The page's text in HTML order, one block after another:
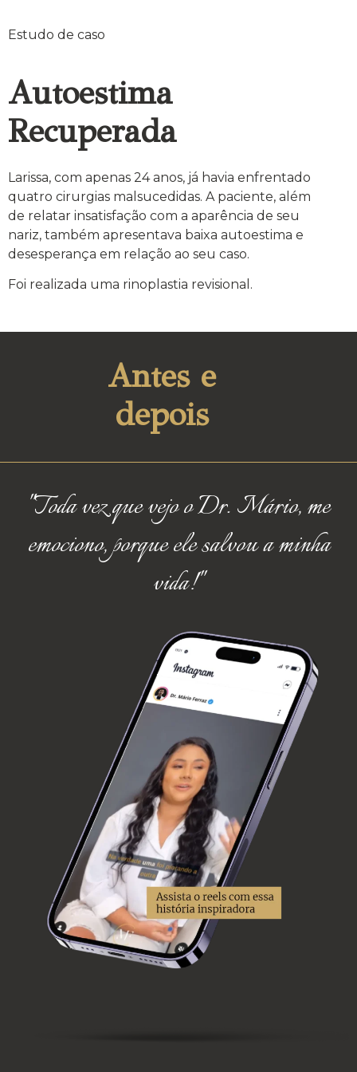
Estudo de caso
Autoestima
Recuperada
Larissa, com apenas 24 anos, já havia enfrentado
quatro cirurgias malsucedidas. A paciente, além
de relatar insatisfação com a aparência de seu
nariz, também apresentava baixa autoestima e
desesperança em relação ao seu caso.
Foi realizada uma rinoplastia revisional.
Antes e
depois
''Toda vez que vejo o Dr. Mário, me
emociono, porque ele salvou a minha
vida!''